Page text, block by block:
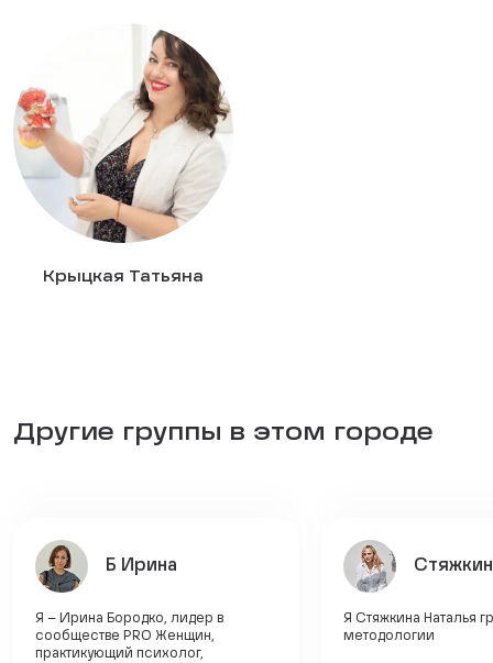
Крыцкая Татьяна
Другие группы в этом городе
Б Ирина
Я – Ирина Бородко, лидер в
сообществе PRO Женщин,
практикующий психолог,
Я Стяжкина Наталья
методологии